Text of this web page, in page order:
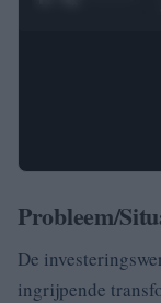
Probleem/
De
ingrijpende